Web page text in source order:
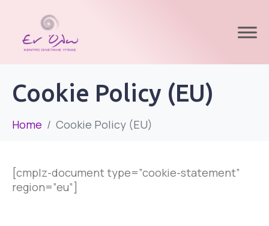
Cookie Policy (EU)
Home Cookie Policy (EU)
[cmplz-document type=”cookie-statement”
region=”eu”]